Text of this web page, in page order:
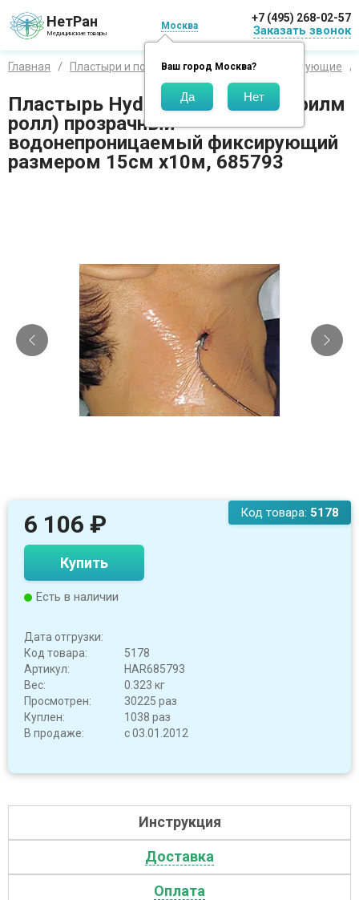
НетРан
Медицинские товары
Москва
Ваш город Москва?
+7 (495) 268-02-57
Заказать звонок
Главная Пластыри и повязки Hartmann Фиксирующие
Пластырь Hydrofilm roll (Гидрофилм
ролл) прозрачный
водонепроницаемый фиксирующий
размером 15см х10м, 685793
Код товара: 5178
6 106 ₽
Купить
Есть в наличии
Дата отгрузки:
Код товара:
5178
Артикул:
HAR685793
Вес:
0.323 кг
Просмотрен:
30225 раз
Куплен:
1038 раз
В продаже:
с 03.01.2012
Инструкция
Доставка
Оплата